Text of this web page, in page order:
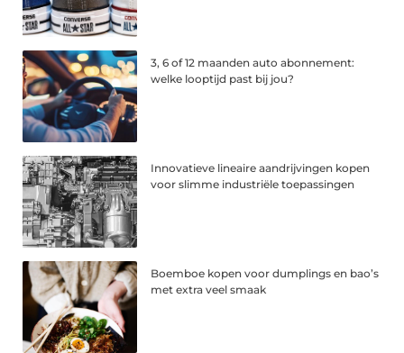
3, 6 of 12 maanden auto abonnement:
welke looptijd past bij jou?
Innovatieve lineaire aandrijvingen kopen
voor slimme industriële toepassingen
Boemboe kopen voor dumplings en bao’s
met extra veel smaak